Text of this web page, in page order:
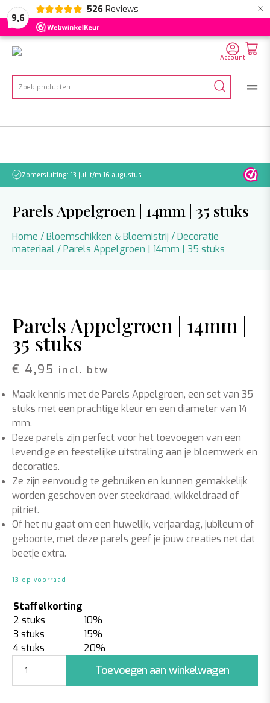
9,6
526 Reviews ×
NL EN DE
Zoeken
Account
Zomersluiting: 13 juli t/m 16 augustus Let
Parels Appelgroen | 14mm | 35 stuks
Home /Bloemschikken & Bloemistrij /Decoratie
materiaal/ Parels Appelgroen | 14mm | 35 stuks
Parels Appelgroen | 14mm |
35 stuks
€ 4,95 incl. btw
Maak kennis met de Parels Appelgroen, een set van 35
stuks met een prachtige kleur en een diameter van 14
mm.
Deze parels zijn perfect voor het toevoegen van een
levendige en feestelijke uitstraling aan je bloemwerk en
decoraties.
Ze zijn eenvoudig te gebruiken en kunnen gemakkelijk
worden geschoven over steekdraad, wikkeldraad of
pitriet.
Of het nu gaat om een huwelijk, verjaardag, jubileum of
geboorte, met deze parels geef je jouw creaties net dat
beetje extra.
13 op voorraad
Staffelkorting
2 stuks
10%
3 stuks
15%
4 stuks
20%
Appelgroen
|
Toevoegen aan winkelwagen